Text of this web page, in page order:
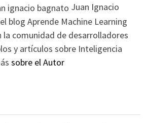
Juan Ignacio
blog Aprende Machine Learning
la comunidad de desarrolladores
y artículos sobre Inteligencia
sobre el Autor